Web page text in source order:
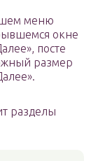
меню
окне
посте
размер
разделы